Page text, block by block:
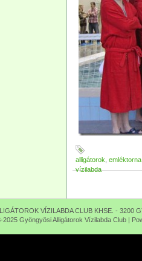
alligátorok emléktorna
vízilabda
VÍZILABDA CLUB KHSE. - 3200
2025 Gyöngyösi Alligátorok Vízilabda Club |